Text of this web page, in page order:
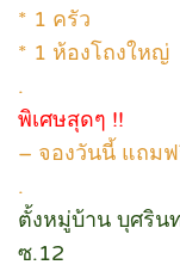
* 1 ครัว
* 1 ห้องโถงใหญ่
.
พิเศษสุดๆ !!
– จองวันนี้ แถม
.
ตั้งหมู่บ้าน บุศริน
ซ.12